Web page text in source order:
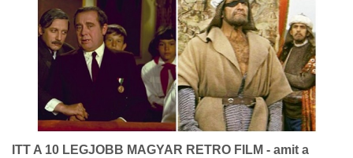
ITT A 10 LEGJOBB MAGYAR RETRO FILM - amit a